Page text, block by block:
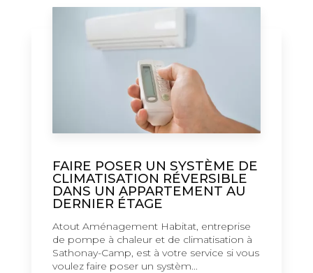
FAIRE POSER UN SYSTÈME DE
CLIMATISATION RÉVERSIBLE
DANS UN APPARTEMENT AU
DERNIER ÉTAGE
Atout Aménagement Habitat, entreprise
de pompe à chaleur et de climatisation à
Sathonay-Camp, est à votre service si vous
voulez faire poser un systèm...